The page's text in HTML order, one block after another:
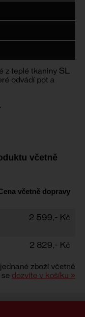
z teplé tkaniny SL
odvádí pot a
včetně
včetně dopravy
2 599,- Kč
2 829,- Kč
zboží včetně
dozvíte v košíku »